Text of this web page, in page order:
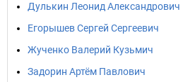
Дулькин Леонид Александрович
Егорышев Сергей Сергеевич
Жученко Валерий Кузьмич
Задорин Артём Павлович